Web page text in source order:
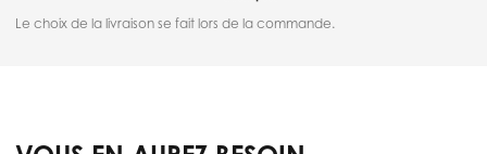
Le choix de la livraison se fait lors de la commande.